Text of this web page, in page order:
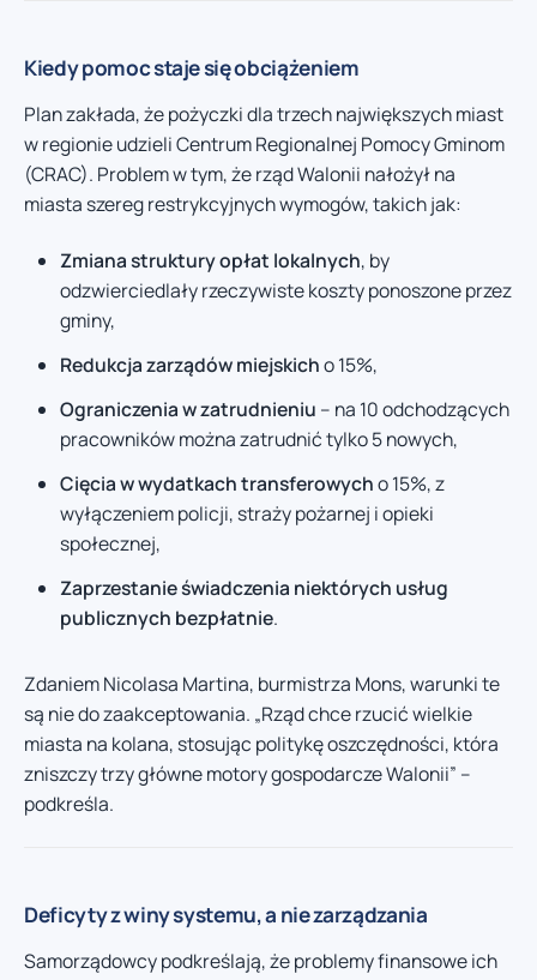
Kiedy pomoc staje się obciążeniem
Plan zakłada, że pożyczki dla trzech największych miast
w regionie udzieli Centrum Regionalnej Pomocy Gminom
(CRAC). Problem w tym, że rząd Walonii nałożył na
miasta szereg restrykcyjnych wymogów, takich jak:
Zmiana struktury opłat lokalnych, by
odzwierciedlały rzeczywiste koszty ponoszone przez
gminy,
Redukcja zarządów miejskicho 15%,
Ograniczenia w zatrudnieniu – na 10 odchodzących
pracowników można zatrudnić tylko 5 nowych,
Cięcia w wydatkach transferowycho 15%, z
wyłączeniem policji, straży pożarnej i opieki
społecznej,
Zaprzestanie świadczenia niektórych usług
publicznych bezpłatnie.
Zdaniem Nicolasa Martina, burmistrza Mons, warunki te
są nie do zaakceptowania. „Rząd chce rzucić wielkie
miasta na kolana, stosując politykę oszczędności, która
zniszczy trzy główne motory gospodarcze Walonii” –
podkreśla.
Deficyty z winy systemu, a nie zarządzania
Samorządowcy podkreślają, że problemy finansowe ich